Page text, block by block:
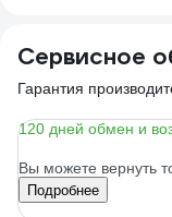
Сервисное
Гарантия
120 дней обмен и
Вы можете вернуть
Подробнее